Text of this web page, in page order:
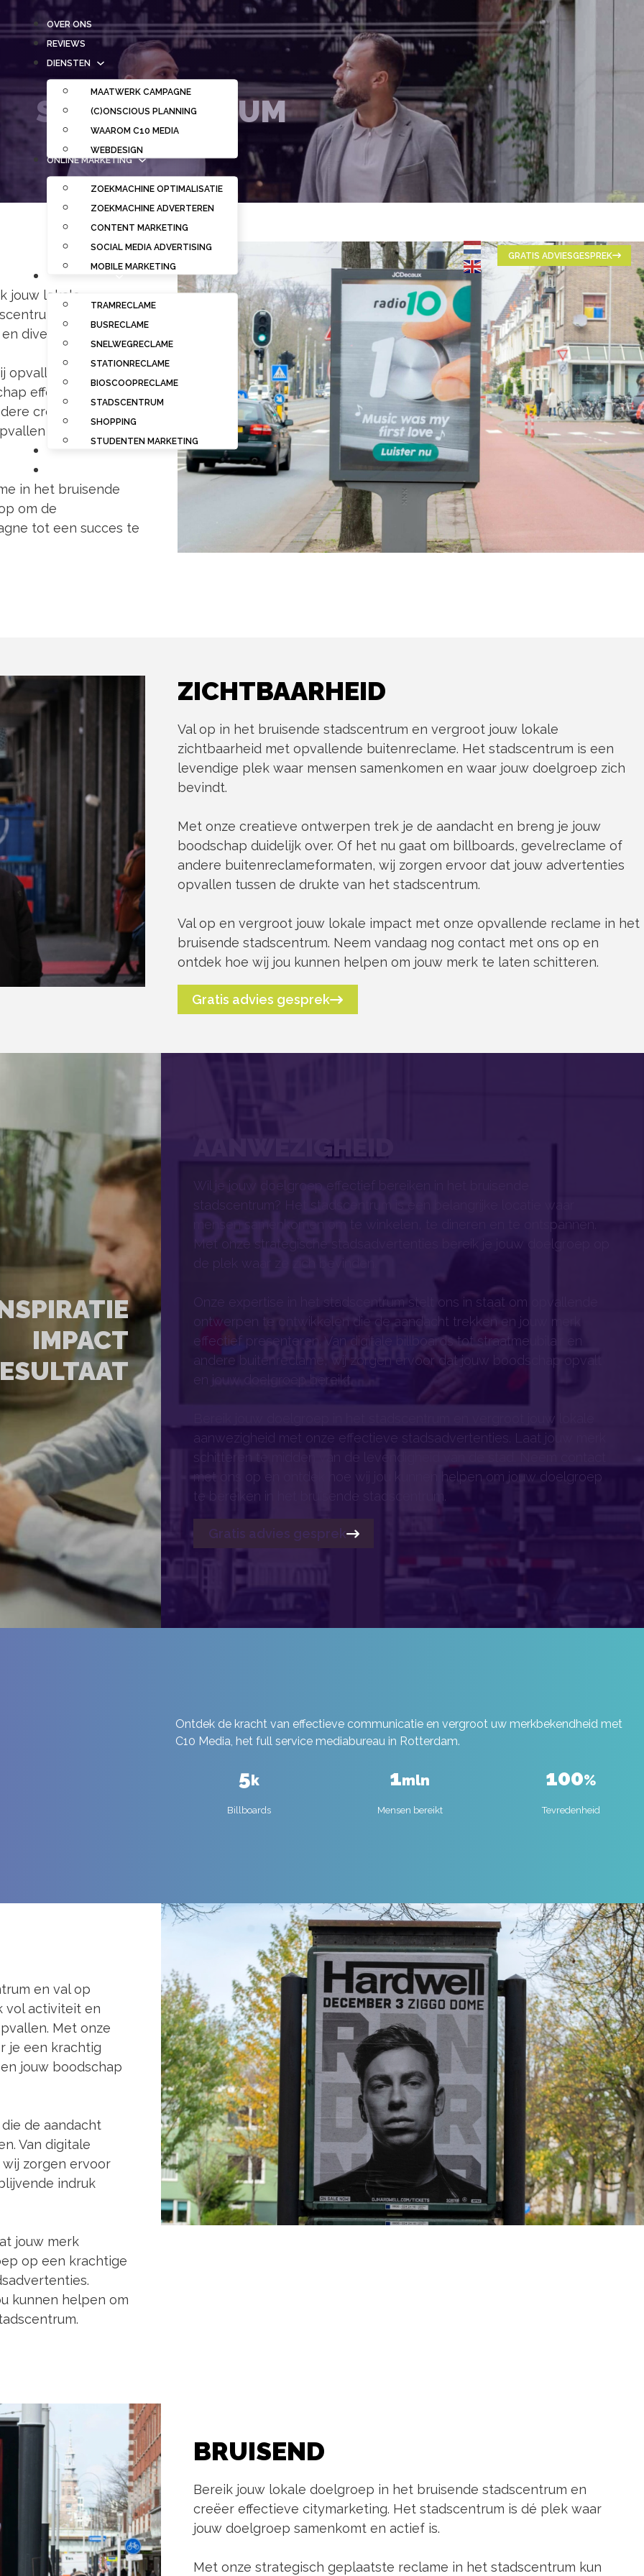
OVER ONS
REVIEWS
DIENSTEN
MAATWERK CAMPAGNE
(C)ONSCIOUS PLANNING
WAAROM C10 MEDIA
WEBDESIGN
ONLINE MARKETING
ZOEKMACHINE OPTIMALISATIE
ZOEKMACHINE ADVERTEREN
CONTENT MARKETING
SOCIAL MEDIA ADVERTISING
MOBILE MARKETING
TRAMRECLAME
BUSRECLAME
SNELWEGRECLAME
STATIONRECLAME
BIOSCOOPRECLAME
STADSCENTRUM
SHOPPING
STUDENTEN MARKETING
GRATIS ADVIESGESPREK
STADSCENTRUM
jouw lokale
is de ideale
divers publiek.
effectief
creatieve
tussen de
in het bruisende
om de
tot een succes te
ZICHTBAARHEID
Val op in het bruisende stadscentrum en vergroot jouw lokale
zichtbaarheid met opvallende buitenreclame. Het stadscentrum is een
levendige plek waar mensen samenkomen en waar jouw doelgroep zich
bevindt.
Met onze creatieve ontwerpen trek je de aandacht en breng je jouw
boodschap duidelijk over. Of het nu gaat om billboards, gevelreclame of
andere buitenreclameformaten, wij zorgen ervoor dat jouw advertenties
opvallen tussen de drukte van het stadscentrum.
Val op en vergroot jouw lokale impact met onze opvallende reclame in het
bruisende stadscentrum. Neem vandaag nog contact met ons op en
ontdek hoe wij jou kunnen helpen om jouw merk te laten schitteren.
Gratis advies gesprek
IMPACT
AANWEZIGHEID
Wil je jouw doelgroep effectief bereiken in het bruisende
stadscentrum? Het stadscentrum is een belangrijke locatie waar
mensen samenkomen om te winkelen, te dineren en te ontspannen.
Met onze strategische stadsadvertenties bereik je jouw doelgroep op
de plek waar ze zich bevinden.
Onze expertise in het stadscentrum stelt ons in staat om opvallende
ontwerpen te ontwikkelen die de aandacht trekken en jouw merk
effectief presenteren. Van digitale billboards tot straatmeubilair en
andere buitenreclame, wij zorgen ervoor dat jouw boodschap opvalt
en jouw doelgroep bereikt.
Bereik jouw doelgroep in het stadscentrum en vergroot jouw lokale
aanwezigheid met onze effectieve stadsadvertenties. Laat jouw merk
schitteren te midden van de levendigheid van de stad. Neem contact
met ons op en ontdek hoe wij jou kunnen helpen om jouw doelgroep
te bereiken in het bruisende stadscentrum.
Gratis advies gesprek
Ontdek de kracht van effectieve communicatie en vergroot uw merkbekendheid met
C10 Media, het full service mediabureau in Rotterdam.
5k
Billboards
1mln
Mensen bereikt
100%
Tevredenheid
en val op
vol activiteit en
Met onze
je een krachtig
jouw boodschap
de aandacht
Van digitale
zorgen ervoor
indruk
jouw merk
op een krachtige
kunnen helpen om
BRUISEND
Bereik jouw lokale doelgroep in het bruisende stadscentrum en
creëer effectieve citymarketing. Het stadscentrum is dé plek waar
jouw doelgroep samenkomt en actief is.
Met onze strategisch geplaatste reclame in het stadscentrum kun